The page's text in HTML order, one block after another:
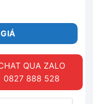
QUA ZALO
0827 888 528